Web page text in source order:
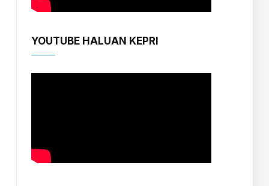
YOUTUBE HALUAN KEPRI